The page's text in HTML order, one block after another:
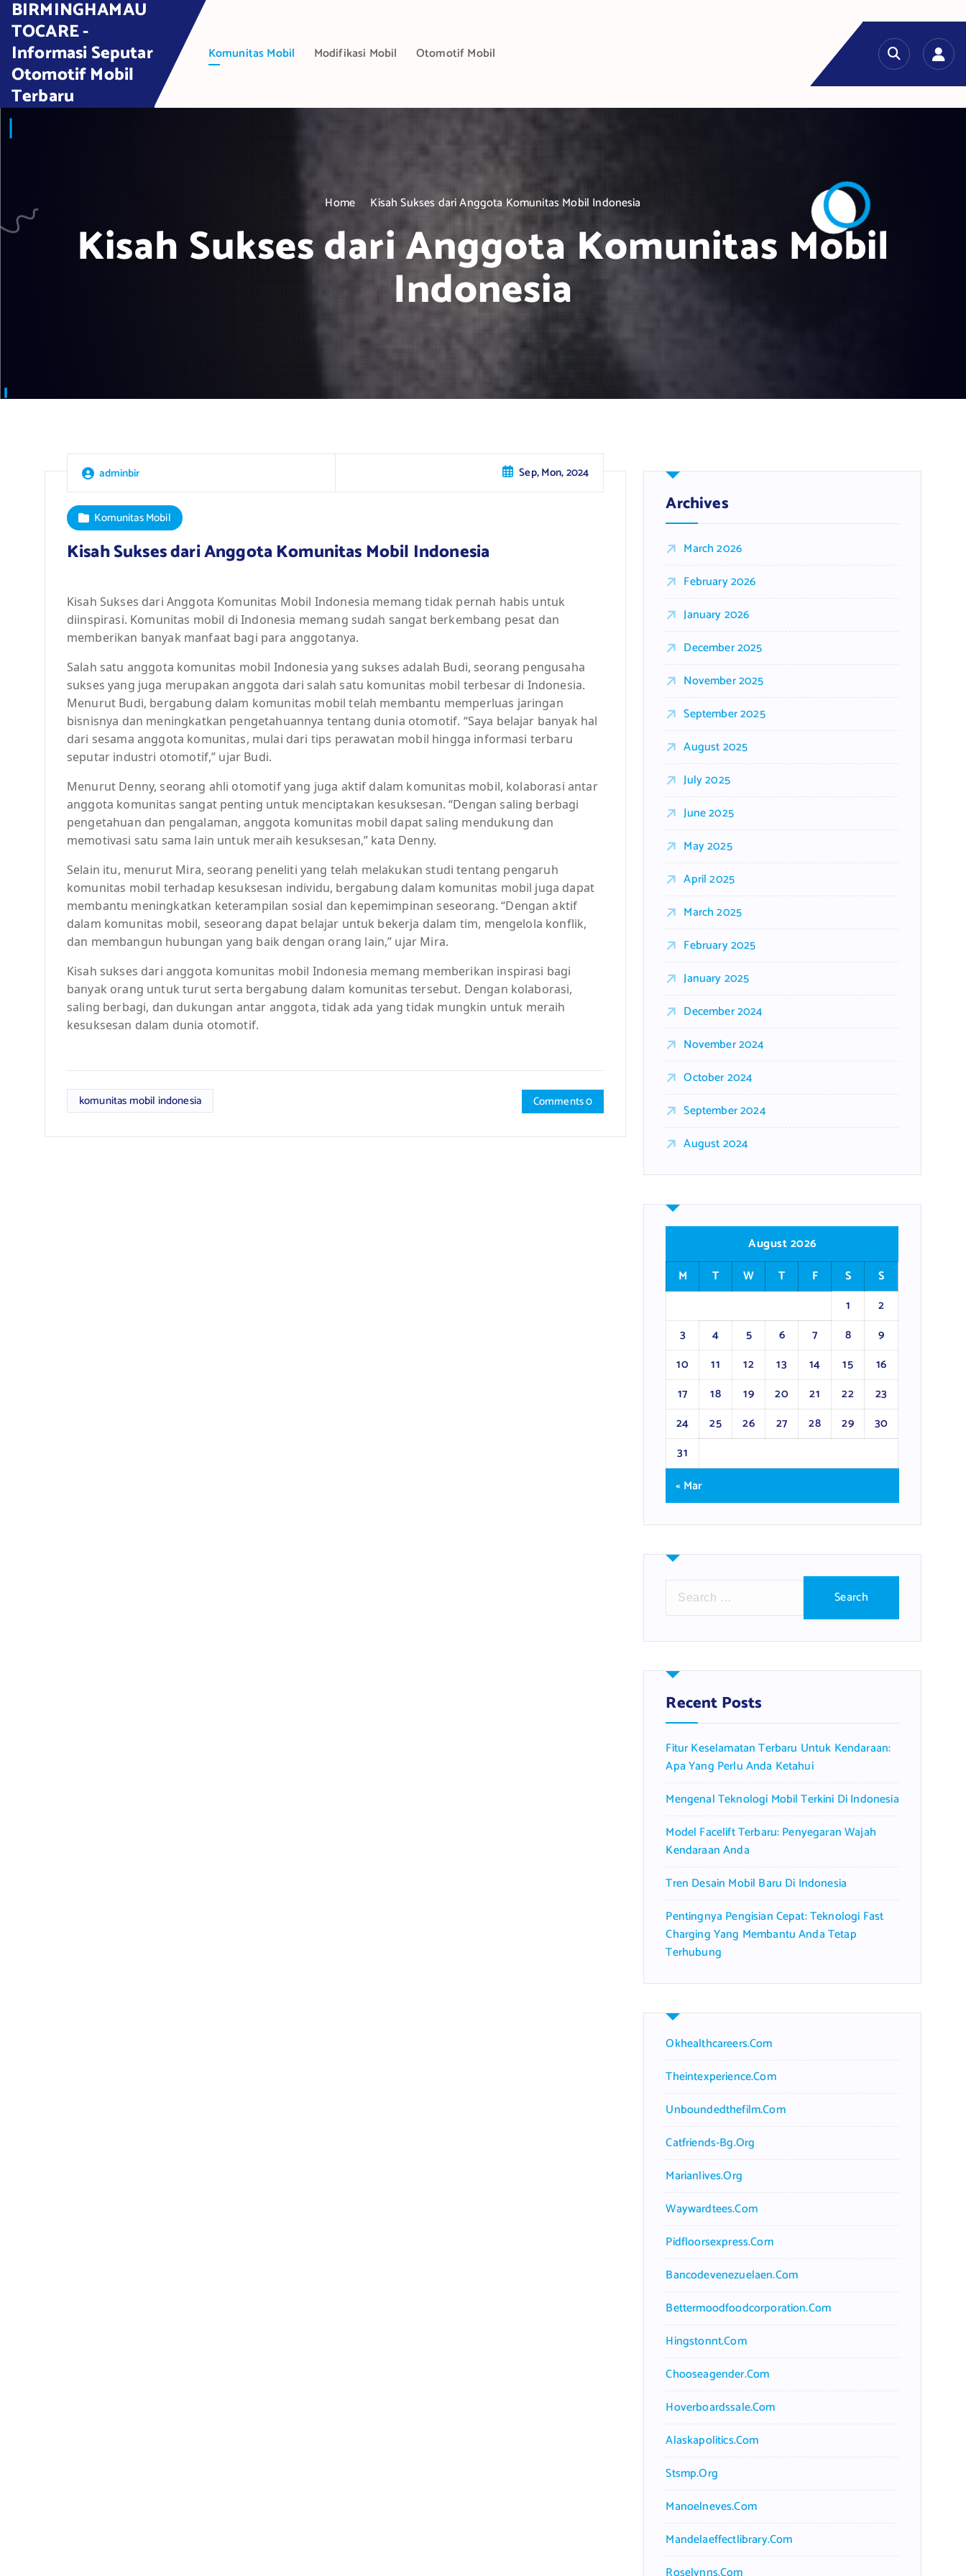
t
BIRMINGHAMAU
TOCARE -
Informasi Seputar
Otomotif Mobil
Terbaru
Komunitas Mobil Modifikasi Mobil Otomotif Mobil
Home Kisah Sukses dari Anggota Komunitas Mobil Indonesia
Kisah Sukses dari Anggota Komunitas Mobil
Indonesia
adminbir Sep, Mon, 2024
Komunitas Mobil
Kisah Sukses dari Anggota Komunitas Mobil Indonesia
Kisah Sukses dari Anggota Komunitas Mobil Indonesia memang tidak pernah habis untuk
diinspirasi. Komunitas mobil di Indonesia memang sudah sangat berkembang pesat dan
memberikan banyak manfaat bagi para anggotanya.
Salah satu anggota komunitas mobil Indonesia yang sukses adalah Budi, seorang pengusaha
sukses yang juga merupakan anggota dari salah satu komunitas mobil terbesar di Indonesia.
Menurut Budi, bergabung dalam komunitas mobil telah membantu memperluas jaringan
bisnisnya dan meningkatkan pengetahuannya tentang dunia otomotif. “Saya belajar banyak hal
dari sesama anggota komunitas, mulai dari tips perawatan mobil hingga informasi terbaru
seputar industri otomotif,” ujar Budi.
Menurut Denny, seorang ahli otomotif yang juga aktif dalam komunitas mobil, kolaborasi antar
anggota komunitas sangat penting untuk menciptakan kesuksesan. “Dengan saling berbagi
pengetahuan dan pengalaman, anggota komunitas mobil dapat saling mendukung dan
memotivasi satu sama lain untuk meraih kesuksesan,” kata Denny.
Selain itu, menurut Mira, seorang peneliti yang telah melakukan studi tentang pengaruh
komunitas mobil terhadap kesuksesan individu, bergabung dalam komunitas mobil juga dapat
membantu meningkatkan keterampilan sosial dan kepemimpinan seseorang. “Dengan aktif
dalam komunitas mobil, seseorang dapat belajar untuk bekerja dalam tim, mengelola konflik,
dan membangun hubungan yang baik dengan orang lain,” ujar Mira.
Kisah sukses dari anggota komunitas mobil Indonesia memang memberikan inspirasi bagi
banyak orang untuk turut serta bergabung dalam komunitas tersebut. Dengan kolaborasi,
saling berbagi, dan dukungan antar anggota, tidak ada yang tidak mungkin untuk meraih
kesuksesan dalam dunia otomotif.
komunitas mobil indonesia Comments 0
Archives
March 2026
February 2026
January 2026
December 2025
November 2025
September 2025
August 2025
July 2025
June 2025
May 2025
April 2025
March 2025
February 2025
January 2025
December 2024
November 2024
October 2024
September 2024
August 2024
August 2026
M
T W T F S
S
1
2
3
4 5 6 7 8
9
10
11 12 13 14 15
16
17
18 19 20 21 22
23
24
25 26 27 28 29
30
31
« Mar
r
h
f
o
:
Recent Posts
Fitur Keselamatan Terbaru Untuk Kendaraan:
Apa Yang Perlu Anda Ketahui
Mengenal Teknologi Mobil Terkini Di Indonesia
Model Facelift Terbaru: Penyegaran Wajah
Kendaraan Anda
Tren Desain Mobil Baru Di Indonesia
Pentingnya Pengisian Cepat: Teknologi Fast
Charging Yang Membantu Anda Tetap
Terhubung
Okhealthcareers.com
Theintexperience.com
Unboundedthefilm.com
Catfriends-Bg.org
Marianlives.org
Waywardtees.com
Pidfloorsexpress.com
Bancodevenezuelaen.com
Bettermoodfoodcorporation.com
Hingstonnt.com
Chooseagender.com
Hoverboardssale.com
Alaskapolitics.com
Stsmp.org
Manoelneves.com
Mandelaeffectlibrary.com